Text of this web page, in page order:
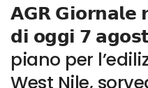
𝗔𝗚𝗥 𝗚𝗶𝗼𝗿𝗻𝗮𝗹𝗲
𝗱𝗶 𝗼𝗴𝗴𝗶 𝟳
piano per
West Nile,